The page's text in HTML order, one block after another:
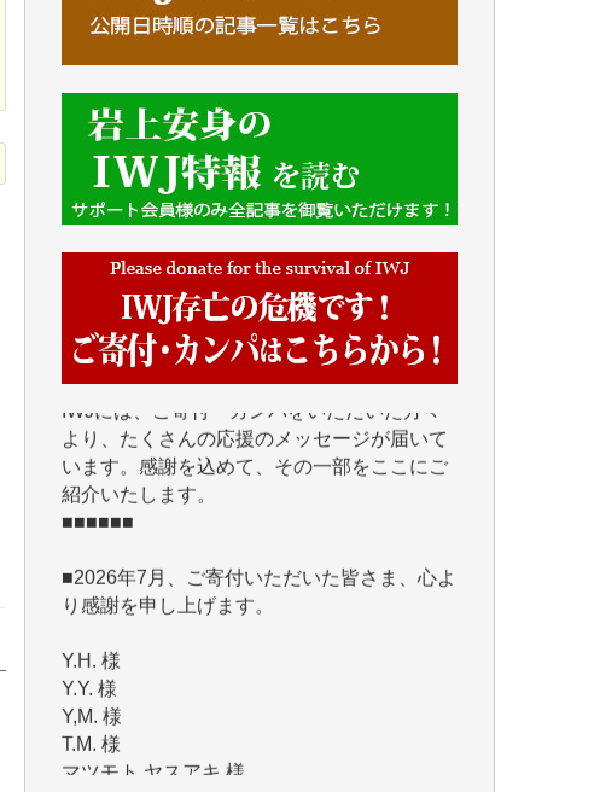
■■■■■■
IWJには、ご寄付・カンパをいただいた方々
紹介いたします。
■■■■■■
■2026年7月、ご寄付いただいた皆さま、心よ
Y.H. 様
Y,M. 様
T.M. 様
マツモト ヤスアキ 様
マシオン 恵美香 様
岩井 祐子 様